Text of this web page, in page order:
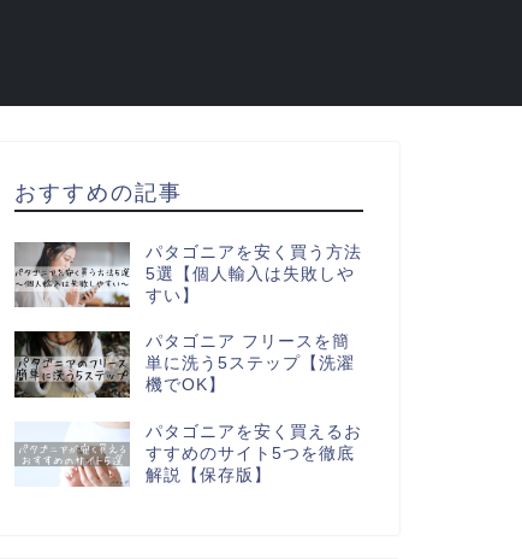
おすすめの記事
パタゴニアを安く買う方法
5選【個人輸入は失敗しや
すい】
パタゴニア フリースを簡
単に洗う5ステップ【洗濯
機でOK】
パタゴニアを安く買えるお
すすめのサイト5つを徹底
解説【保存版】